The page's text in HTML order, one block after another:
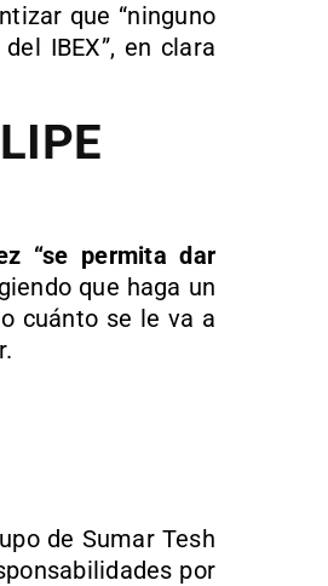
que “ninguno
IBEX”, en clara
“se permita dar
que haga un
cuánto se le va a
de Sumar Tesh
por